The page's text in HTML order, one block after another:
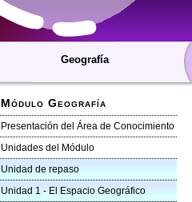
Geografía
Módulo Geografía
Presentación del Área de Conocimiento
Unidades del Módulo
Unidad de repaso
Unidad 1 - El Espacio Geográfico